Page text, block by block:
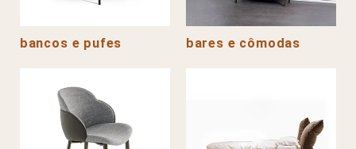
bancos e pufes bares e cômodas